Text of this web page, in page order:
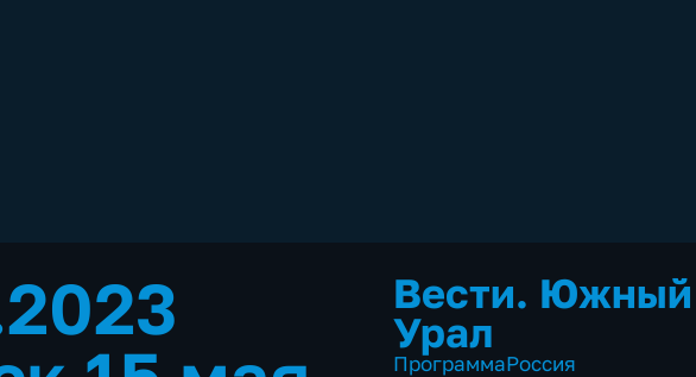
Вести. Южный
Урал
ПрограммаРоссия